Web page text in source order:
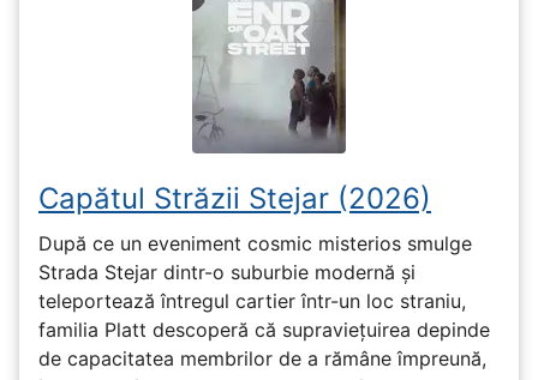
Capătul Străzii Stejar (2026)
După ce un eveniment cosmic misterios smulge
Strada Stejar dintr-o suburbie modernă și
teleportează întregul cartier într-un loc straniu,
familia Platt descoperă că supraviețuirea depinde
de capacitatea membrilor de a rămâne împreună,